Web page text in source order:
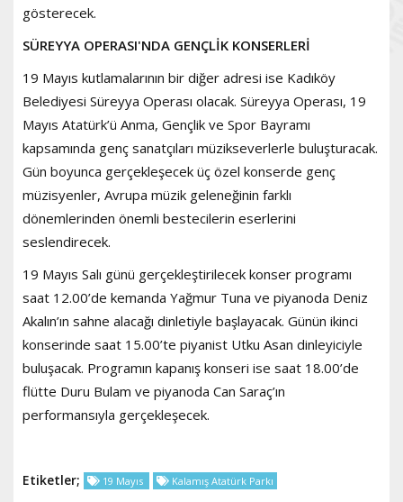
gösterecek.
SÜREYYA OPERASI'NDA GENÇLİK KONSERLERİ
19 Mayıs kutlamalarının bir diğer adresi ise Kadıköy
Belediyesi Süreyya Operası olacak. Süreyya Operası, 19
Mayıs Atatürk’ü Anma, Gençlik ve Spor Bayramı
kapsamında genç sanatçıları müzikseverlerle buluşturacak.
Gün boyunca gerçekleşecek üç özel konserde genç
müzisyenler, Avrupa müzik geleneğinin farklı
dönemlerinden önemli bestecilerin eserlerini
seslendirecek.
19 Mayıs Salı günü gerçekleştirilecek konser programı
saat 12.00’de kemanda Yağmur Tuna ve piyanoda Deniz
Akalın’ın sahne alacağı dinletiyle başlayacak. Günün ikinci
konserinde saat 15.00’te piyanist Utku Asan dinleyiciyle
buluşacak. Programın kapanış konseri ise saat 18.00’de
flütte Duru Bulam ve piyanoda Can Saraç’ın
performansıyla gerçekleşecek.
Etiketler; 19 Mayıs Kalamış Atatürk Parkı